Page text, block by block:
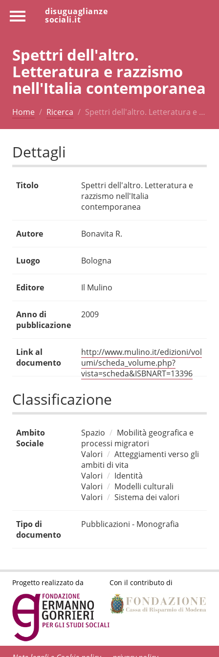
disuguaglianze
sociali.it
Spettri dell'altro.
Letteratura e razzismo
nell'Italia contemporanea
Home Ricerca Spettri dell'altro. Letteratura e …
Dettagli
Titolo
Spettri dell'altro. Letteratura e
razzismo nell'Italia
contemporanea
Autore Bonavita R.
Luogo Bologna
Editore Il Mulino
Anno di
pubblicazione
2009
Link al
documento
http://www.mulino.it/edizioni/vol
umi/scheda_volume.php?
vista=scheda&ISBNART=13396
Classificazione
Ambito
Sociale
Spazio
Mobilità geografica e
processi migratori
Valori
Atteggiamenti verso gli
ambiti di vita
Valori
Identità
Valori
Modelli culturali
Valori
Sistema dei valori
Tipo di
documento
Pubblicazioni - Monografia
Progetto realizzato da Con il contributo di